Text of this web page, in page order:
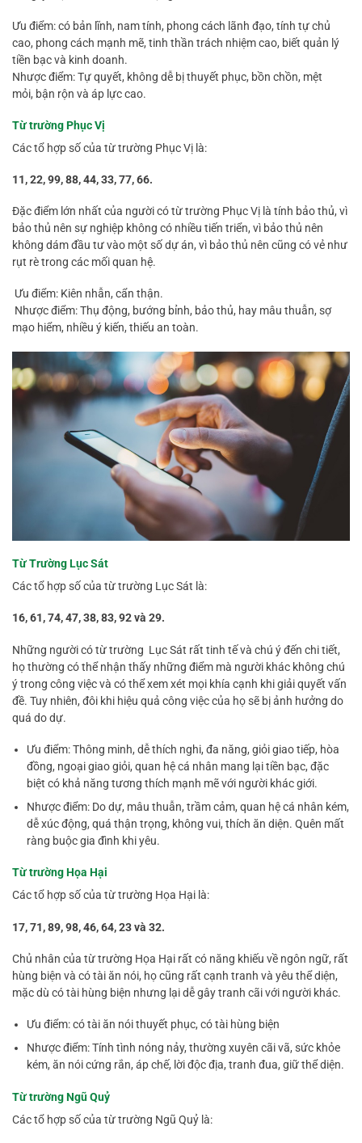
Ưu điểm: có bản lĩnh, nam tính, phong cách lãnh đạo, tính tự chủ
cao, phong cách mạnh mẽ, tinh thần trách nhiệm cao, biết quản lý
tiền bạc và kinh doanh.
Nhược điểm: Tự quyết, không dễ bị thuyết phục, bồn chồn, mệt
mỏi, bận rộn và áp lực cao.
Từ trường Phục Vị
Các tổ hợp số của từ trường Phục Vị là:
11, 22, 99, 88, 44, 33, 77, 66.
Đặc điểm lớn nhất của người có từ trường Phục Vị là tính bảo thủ, vì
bảo thủ nên sự nghiệp không có nhiều tiến triển, vì bảo thủ nên
không dám đầu tư vào một số dự án, vì bảo thủ nên cũng có vẻ như
rụt rè trong các mối quan hệ.
Ưu điểm: Kiên nhẫn, cẩn thận.
Nhược điểm: Thụ động, bướng bỉnh, bảo thủ, hay mâu thuẫn, sợ
mạo hiểm, nhiều ý kiến, thiếu an toàn.
Từ Trường Lục Sát
Các tổ hợp số của từ trường Lục Sát là:
16, 61, 74, 47, 38, 83, 92 và 29.
Những người có từ trường Lục Sát rất tinh tế và chú ý đến chi tiết,
họ thường có thể nhận thấy những điểm mà người khác không chú
ý trong công việc và có thể xem xét mọi khía cạnh khi giải quyết vấn
đề. Tuy nhiên, đôi khi hiệu quả công việc của họ sẽ bị ảnh hưởng do
quá do dự.
Ưu điểm: Thông minh, dễ thích nghi, đa năng, giỏi giao tiếp, hòa
đồng, ngoại giao giỏi, quan hệ cá nhân mang lại tiền bạc, đặc
biệt có khả năng tương thích mạnh mẽ với người khác giới.
Nhược điểm: Do dự, mâu thuẫn, trầm cảm, quan hệ cá nhân kém,
dễ xúc động, quá thận trọng, không vui, thích ăn diện. Quên mất
ràng buộc gia đình khi yêu.
Từ trường Họa Hại
Các tổ hợp số của từ trường Họa Hại là:
17, 71, 89, 98, 46, 64, 23 và 32.
Chủ nhân của từ trường Họa Hại rất có năng khiếu về ngôn ngữ, rất
hùng biện và có tài ăn nói, họ cũng rất cạnh tranh và yêu thể diện,
mặc dù có tài hùng biện nhưng lại dễ gây tranh cãi với người khác.
Ưu điểm: có tài ăn nói thuyết phục, có tài hùng biện
Nhược điểm: Tính tình nóng nảy, thường xuyên cãi vã, sức khỏe
kém, ăn nói cứng rắn, áp chế, lời độc địa, tranh đua, giữ thể diện.
Từ trường Ngũ Quỷ
Các tổ hợp số của từ trường Ngũ Quỷ là: